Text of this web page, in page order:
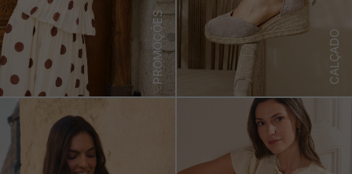
PROMOÇÕES CALÇADO